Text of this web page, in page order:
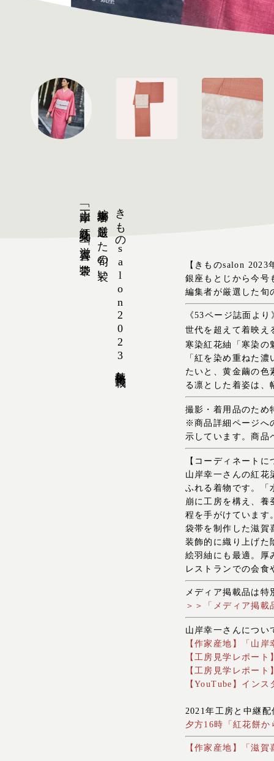
きものsalon2023年秋冬号掲載
編集者が厳選した旬の装い
「山岸幸一 紅花染紬」×「滋賀喜 袋帯」
【きものsalon 2023
銀座もとじから今号
編集者が厳選した旬
《53ページ誌面より
世代を超えて着映え
寒染紅花紬「寒染の
「紅を染め重ねた
たいと、黄金繭の色
る凛とした着姿は、
撮影・着用品のため
※商品詳細ページへ
示しています。商品
【コーディネートに
山岸幸一さんの紅花
ふれる着物です。「
崩に工房を構え、養
程を手がけています。
袋帯を制作した滋賀
装飾的に織り上げた
絵羽紬にも最適。厚
レストランでの会食
メディア掲載品は特
＞＞「メディア掲載
山岸幸一さんについ
【作家産地】「山岸
【工房見学レポート
【工房見学レポート
【YouTube】イン
2021年工房と中継
夕方16時「紅花餅か
【作家産地】「滋賀